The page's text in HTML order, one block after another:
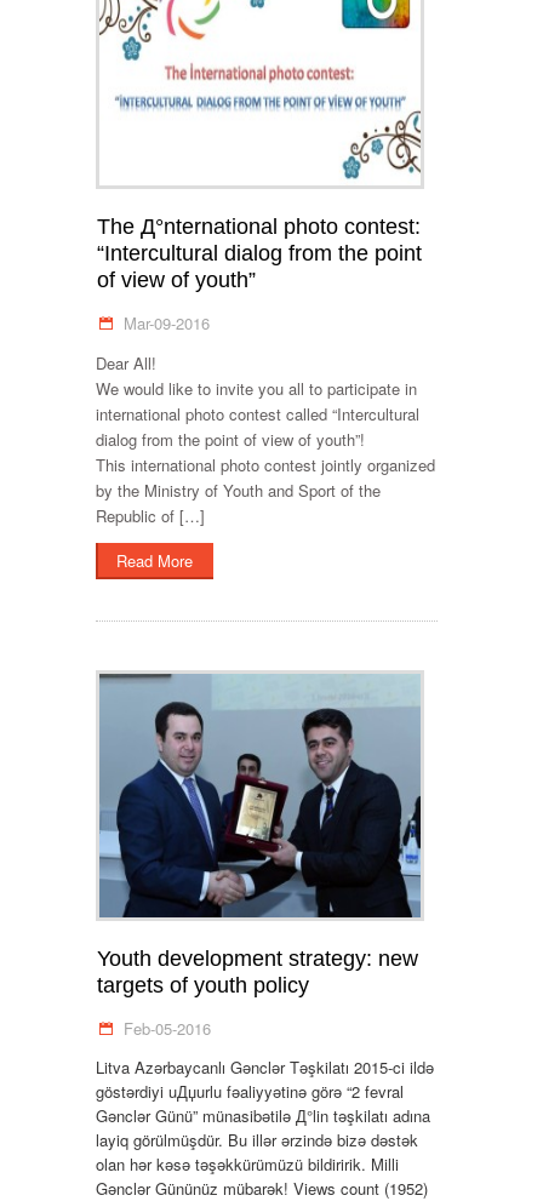
The Д°nternational photo contest:
“Intercultural dialog from the point
of view of youth”
Mar-09-2016
Dear All!
We would like to invite you all to participate in
international photo contest called “Intercultural
dialog from the point of view of youth”!
This international photo contest jointly organized
by the Ministry of Youth and Sport of the
Republic of […]
Read More
Youth development strategy: new
targets of youth policy
Feb-05-2016
Litva Azərbaycanlı Gənclər Təşkilatı 2015-ci ildə
göstərdiyi uДџurlu fəaliyyətinə görə “2 fevral
Gənclər Günü” münasibətilə Д°lin təşkilatı adına
layiq görülmüşdür. Bu illər ərzində bizə dəstək
olan hər kəsə təşəkkürümüzü bildiririk. Milli
Gənclər Gününüz mübarək! Views count (1952)